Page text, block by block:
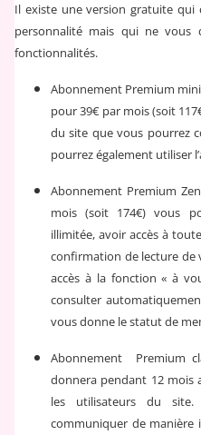
Il existe une version gratuite
personnalité mais qui ne vous
fonctionnalités.
Abonnement Premium
pour 39€ par mois (soit
du site que vous pourrez
pourrez également utiliser
Abonnement Premium
mois (soit 174€) vous
illimitée, avoir accès à
confirmation de lecture de
accès à la fonction « à
consulter
vous donne le statut de
Abonnement Premium
donnera pendant 12 mois
les utilisateurs du
communiquer de manière